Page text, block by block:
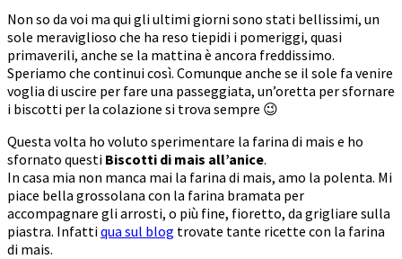
Non so da voi ma qui gli ultimi giorni sono stati bellissimi, un
sole meraviglioso che ha reso tiepidi i pomeriggi, quasi
primaverili, anche se la mattina è ancora freddissimo.
Speriamo che continui così. Comunque anche se il sole fa venire
voglia di uscire per fare una passeggiata, un’oretta per sfornare
i biscotti per la colazione si trova sempre 😉
Questa volta ho voluto sperimentare la farina di mais e ho
sfornato questi Biscotti di mais all’anice.
In casa mia non manca mai la farina di mais, amo la polenta. Mi
piace bella grossolana con la farina bramata per
accompagnare gli arrosti, o più fine, fioretto, da grigliare sulla
piastra. Infattiqua sul blog trovate tante ricette con la farina
di mais.